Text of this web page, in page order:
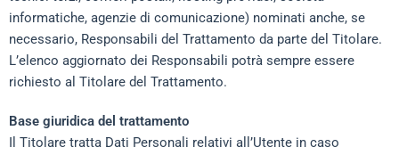
informatiche, agenzie di comunicazione) nominati anche, se
necessario, Responsabili del Trattamento da parte del Titolare.
L’elenco aggiornato dei Responsabili potrà sempre essere
richiesto al Titolare del Trattamento.
Base giuridica del trattamento
Il Titolare tratta Dati Personali relativi all’Utente in caso